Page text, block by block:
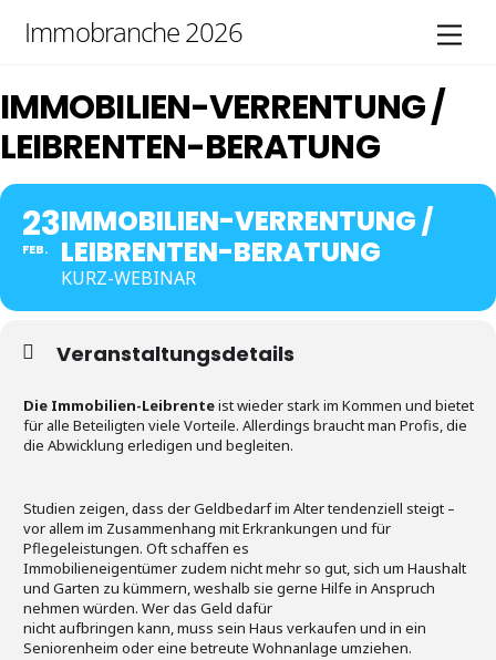
Immobranche 2026
IMMOBILIEN-VERRENTUNG /
LEIBRENTEN-BERATUNG
23
FEB.
IMMOBILIEN-VERRENTUNG /
LEIBRENTEN-BERATUNG
KURZ-WEBINAR
Veranstaltungsdetails
Die Immobilien-Leibrenteist wieder stark im Kommen und bietet
für alle Beteiligten viele Vorteile. Allerdings braucht man Profis, die
die Abwicklung erledigen und begleiten.
Studien zeigen, dass der Geldbedarf im Alter tendenziell steigt –
vor allem im Zusammenhang mit Erkrankungen und für
Pflegeleistungen. Oft schaffen es
Immobilieneigentümer zudem nicht mehr so gut, sich um Haushalt
und Garten zu kümmern, weshalb sie gerne Hilfe in Anspruch
nehmen würden. Wer das Geld dafür
nicht aufbringen kann, muss sein Haus verkaufen und in ein
Seniorenheim oder eine betreute Wohnanlage umziehen.